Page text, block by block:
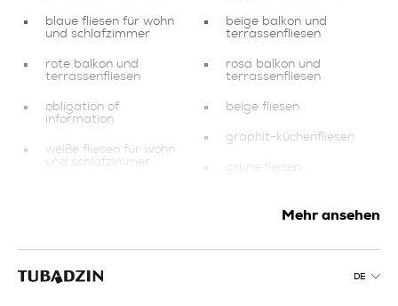
blaue fliesen für wohn
und schlafzimmer
rote balkon und
terrassenfliesen
obligation of
information
weiße fliesen für wohn
und schlafzimmer
fliesen
mehrfarbige fliesen für
beige balkon und
terrassenfliesen
rosa balkon und
terrassenfliesen
beige fliesen
graphit-küchenfliesen
grüne fliesen
badezimmerfliesen
fliesen
Mehr ansehen
DE